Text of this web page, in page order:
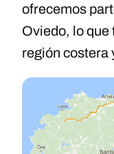
ofrecemos
Oviedo, lo que
región costera